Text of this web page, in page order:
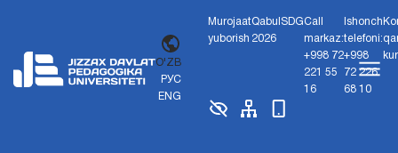
O'ZB
РУС
ENG
Murojaat
yuborish
Qabul
2026
SDGCall
markaz:
+998 72
221 55
16
Ishonch
telefoni:
+998
72 226
68 10